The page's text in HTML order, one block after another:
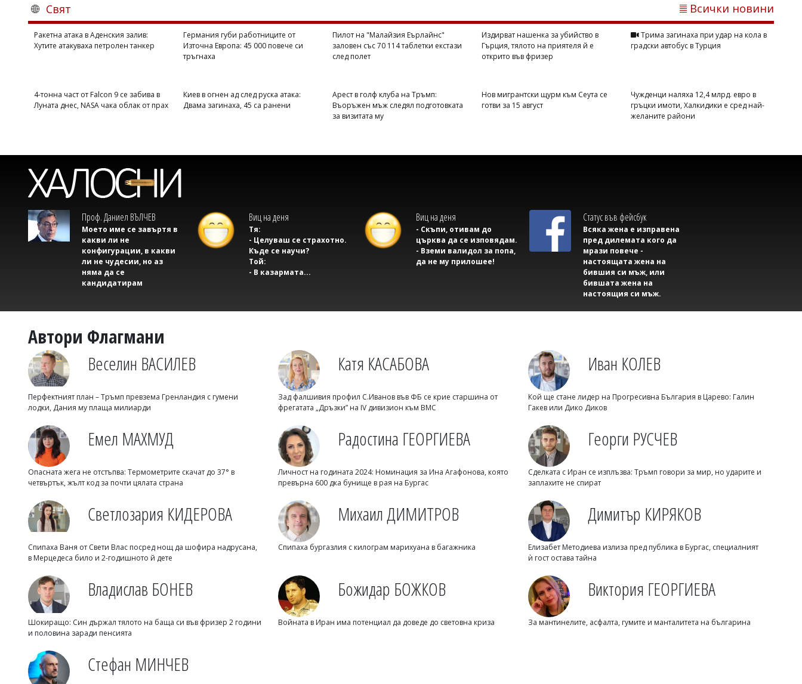
Треньорите вече упражняват
Парламентът заделя над 1 млн. евро
за самолетни билети, в списъка е и
Свят Всички новини
Ракетна атака в Аденския залив:
Хутите атакуваха петролен танкер
Германия губи работниците от
Източна Европа: 45 000 повече си
тръгнаха
Пилот на "Малайзия Еърлайнс"
заловен със 70 114 таблетки екстази
след полет
Издирват нашенка за убийство в
Гърция, тялото на приятеля й е
открито във фризер
Трима загинаха при удар на кола в
градски автобус в Турция
4-тонна част от Falcon 9 се забива в
Луната днес, NASA чака облак от прах
Киев в огнен ад след руска атака:
Двама загинаха, 45 са ранени
Арест в голф клуба на Тръмп:
Въоръжен мъж следял подготовката
за визитата му
Нов мигрантски щурм към Сеута се
готви за 15 август
Чужденци наляха 12,4 млрд. евро в
гръцки имоти, Халкидики е сред най-
желаните райони
Проф. Даниел ВЪЛЧЕВ
Моето име се завъртя в
какви ли не
конфигурации, в какви
ли не чудесии, но аз
няма да се
кандидатирам
Виц на деня
Тя:
- Целуваш се страхотно.
Къде се научи?
Той:
- В казармата...
Виц на деня
- Скъпи, отивам до
църква да се изповядам.
- Вземи валидол за попа,
да не му прилошее!
Статус във фейсбук
Всяка жена е изправена
пред дилемата кого да
мрази повече -
настоящата жена на
бившия си мъж, или
бившата жена на
настоящия си мъж.
Автори Флагмани
Веселин ВАСИЛЕВ
Перфектният план – Тръмп превзема Гренландия с гумени
лодки, Дания му плаща милиарди
Катя КАСАБОВА
Зад фалшивия профил С.Иванов във ФБ се крие старшина от
фрегатата „Дръзки” на IV дивизион към ВМС
Иван КОЛЕВ
Кой ще стане лидер на Прогресивна България в Царево: Галин
Гакев или Дико Диков
Емел МАХМУД
Опасната жега не отстъпва: Термометрите скачат до 37° в
четвъртък, жълт код за почти цялата страна
Радостина ГЕОРГИЕВА
Личност на годината 2024: Номинация за Ина Агафонова, която
превърна 600 дка бунище в рая на Бургас
Георги РУСЧЕВ
Сделката с Иран се изплъзва: Тръмп говори за мир, но ударите и
заплахите не спират
Светлозария КИДЕРОВА
Спипаха Ваня от Свети Влас посред нощ да шофира надрусана,
в Мерцедеса било и 2-годишното й дете
Михаил ДИМИТРОВ
Спипаха бургазлия с килограм марихуана в багажника
Димитър КИРЯКОВ
Елизабет Методиева излиза пред публика в Бургас, специалният
ѝ гост остава тайна
Владислав БОНЕВ
Шокиращо: Син държал тялото на баща си във фризер 2 години
и половина заради пенсията
Божидар БОЖКОВ
Войната в Иран има потенциал да доведе до световна криза
Виктория ГЕОРГИЕВА
За мантинелите, асфалта, гумите и манталитета на българина
Стефан МИНЧЕВ